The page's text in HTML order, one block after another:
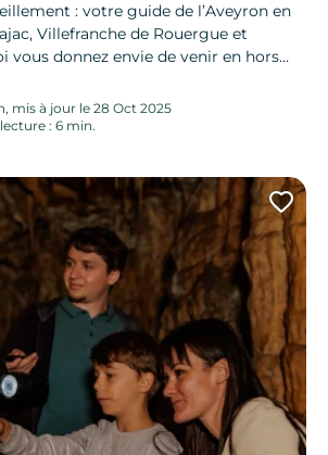
: votre guide de l’Aveyron en
Villefranche de Rouergue et
vous donnez envie de venir en hors
de la destination quand tout est
à la fin : 12...
mis à jour le 28 Oct 2025
: 6 min.